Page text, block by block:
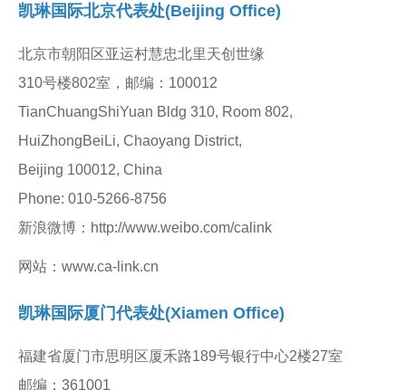
凯琳国际北京代表处(Beijing Office)
北京市朝阳区亚运村慧忠北里天创世缘
310号楼802室，邮编：100012
TianChuangShiYuan Bldg 310, Room 802,
HuiZhongBeiLi, Chaoyang District,
Beijing 100012, China
Phone: 010-5266-8756
新浪微博：http://www.weibo.com/calink
网站：www.ca-link.cn
凯琳国际厦门代表处(Xiamen Office)
福建省厦门市思明区厦禾路189号银行中心2楼27室
邮编：361001